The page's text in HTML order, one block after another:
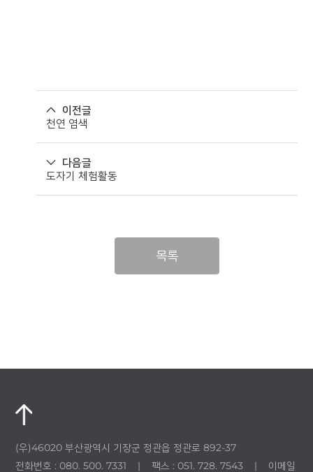
이전글
천연 염색
다음글
도자기 체험활동
목록
(우)46020 부산광역시 기장군 정관읍 정관로 892-37
전화번호 : 080. 500. 7331 | 팩스 : 051. 728. 7543 | 이메일